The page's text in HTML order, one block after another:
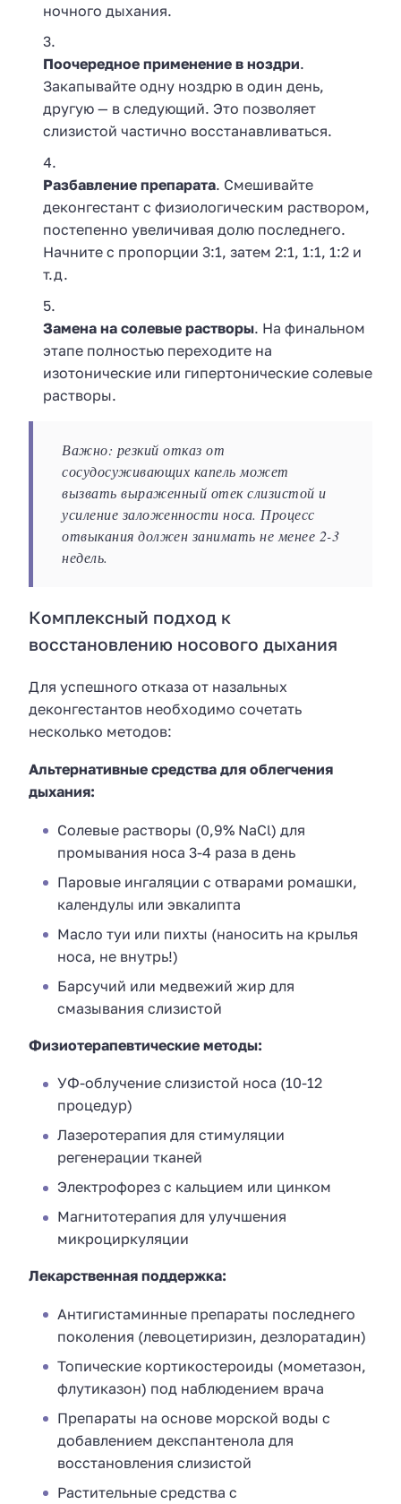
ночного дыхания.
Поочередное применение в ноздри.
Закапывайте одну ноздрю в один день,
другую — в следующий. Это позволяет
слизистой частично восстанавливаться.
Разбавление препарата. Смешивайте
деконгестант с физиологическим раствором,
постепенно увеличивая долю последнего.
Начните с пропорции 3:1, затем 2:1, 1:1, 1:2 и
т.д.
Замена на солевые растворы. На финальном
этапе полностью переходите на
изотонические или гипертонические солевые
растворы.
Важно: резкий отказ от
сосудосуживающих капель может
вызвать выраженный отек слизистой и
усиление заложенности носа. Процесс
отвыкания должен занимать не менее 2-3
недель.
Комплексный подход к
восстановлению носового дыхания
Для успешного отказа от назальных
деконгестантов необходимо сочетать
несколько методов:
Альтернативные средства для облегчения
дыхания:
Солевые растворы (0,9% NaCl) для
промывания носа 3-4 раза в день
Паровые ингаляции с отварами ромашки,
календулы или эвкалипта
Масло туи или пихты (наносить на крылья
носа, не внутрь!)
Барсучий или медвежий жир для
смазывания слизистой
Физиотерапевтические методы:
УФ-облучение слизистой носа (10-12
процедур)
Лазеротерапия для стимуляции
регенерации тканей
Электрофорез с кальцием или цинком
Магнитотерапия для улучшения
микроциркуляции
Лекарственная поддержка:
Антигистаминные препараты последнего
поколения (левоцетиризин, дезлоратадин)
Топические кортикостероиды (мометазон,
флутиказон) под наблюдением врача
Препараты на основе морской воды с
добавлением декспантенола для
восстановления слизистой
Растительные средства с